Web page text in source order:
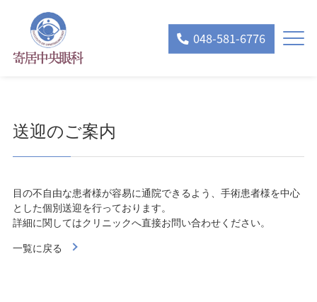
048-581-6776
送迎のご案内
目の不自由な患者様が容易に通院できるよう、手術患者様を中心
とした個別送迎を行っております。
詳細に関してはクリニックへ直接お問い合わせください。
一覧に戻る